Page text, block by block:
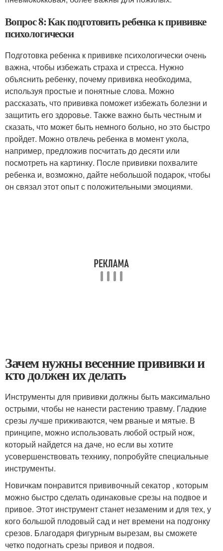
Вопрос 8: Как подготовить ребенка к прививке
психологически
Подготовка ребенка к прививке психологически очень
важна, чтобы избежать страха и стресса. Нужно
объяснить ребенку, почему прививка необходима,
используя простые и понятные слова. Можно
рассказать, что прививка поможет избежать болезни и
защитить его здоровье. Также важно быть честным и
сказать, что может быть немного больно, но это быстро
пройдет. Можно отвлечь ребенка в момент укола,
например, предложив посчитать до десяти или
посмотреть на картинку. После прививки похвалите
ребенка и, возможно, дайте небольшой подарок, чтобы
он связал этот опыт с положительными эмоциями.
Зачем нужны весенние прививки и
кто должен их делать
Инструменты для прививки должны быть максимально
острыми, чтобы не нанести растению травму. Гладкие
срезы лучше приживаются, чем рваные и мятые. В
принципе, можно использовать любой острый нож,
который найдется на даче, но если вы хотите
усовершенствовать технику, попробуйте специальные
инструменты.
Новичкам понравится прививочный секатор , которым
можно быстро сделать одинаковые срезы на подвое и
привое. Этот инструмент станет незаменим и для тех, у
кого большой плодовый сад и нет времени на подгонку
срезов. Благодаря фигурным вырезам, вы сможете
четко подогнать срезы привоя и подвоя.